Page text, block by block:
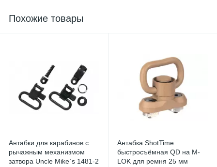
Похожие товары
Антабки для карабинов с
рычажным механизмом
затвора Uncle Mike`s 1481-2
Антабка ShotTime
быстросъёмная QD на M-
LOK для ремня 25 мм